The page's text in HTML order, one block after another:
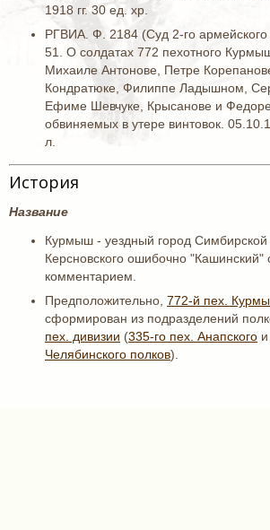
1918 гг. 30 ед. хр.
РГВИА. Ф. 2184 (Суд 2-го армейского
51. О солдатах 772 пехотного
Михаиле Антонове, Петре
Кондратюке, Филиппе Ладышном,
Ефиме Шевчуке, Крысанове и
обвиняемых в утере винтовок.
л.
История
Название
Курмыш - уездный город Симбирской
Керсновского ошибочно "Кашинский"
комментарием.
Предположительно, 772-й пех.
сформирован из подразделений
пех. дивизии (335-го пех. Анапского и
Челябинского полков).